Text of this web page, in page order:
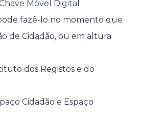
Móvel Digital
fazê-lo no momento que
de Cidadão, ou em altura
dos Registos e do
Cidadão e Espaço